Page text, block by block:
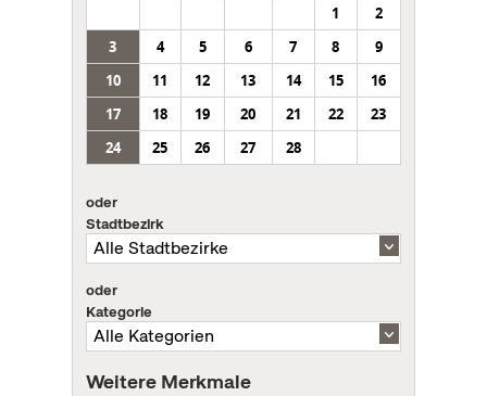
1
2
3
4 5 6 7 8
9
10
11 12 13 14 15
16
17
18 19 20 21 22
23
24
25 26 27 28
oder
Stadtbezirk
oder
Kategorie
Weitere Merkmale